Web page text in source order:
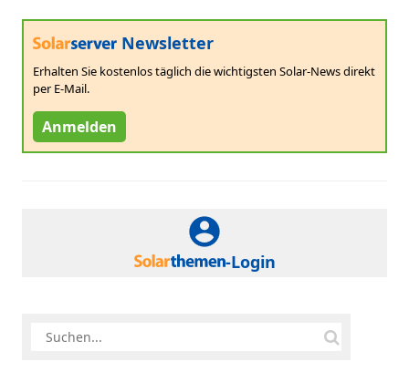
Newsletter
Erhalten Sie kostenlos täglich die wichtigsten Solar-News direkt
per E-Mail.
Anmelden
-Login